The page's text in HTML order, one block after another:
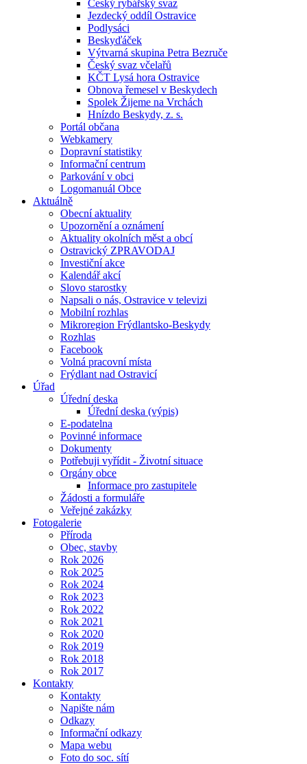
Český rybářský svaz
Jezdecký oddíl Ostravice
Podlysáci
Beskyďáček
Výtvarná skupina Petra Bezruče
Český svaz včelařů
KČT Lysá hora Ostravice
Obnova řemesel v Beskydech
Spolek Žijeme na Vrchách
Hnízdo Beskydy, z. s.
Portál občana
Webkamery
Dopravní statistiky
Informační centrum
Parkování v obci
Logomanuál Obce
Aktuálně
Obecní aktuality
Upozornění a oznámení
Aktuality okolních měst a obcí
Ostravický ZPRAVODAJ
Investiční akce
Kalendář akcí
Slovo starostky
Napsali o nás, Ostravice v televizi
Mobilní rozhlas
Mikroregion Frýdlantsko-Beskydy
Rozhlas
Facebook
Volná pracovní místa
Frýdlant nad Ostravicí
Úřad
Úřední deska
Úřední deska (výpis)
E-podatelna
Povinné informace
Dokumenty
Potřebuji vyřídit - Životní situace
Orgány obce
Informace pro zastupitele
Žádosti a formuláře
Veřejné zakázky
Fotogalerie
Příroda
Obec, stavby
Rok 2026
Rok 2025
Rok 2024
Rok 2023
Rok 2022
Rok 2021
Rok 2020
Rok 2019
Rok 2018
Rok 2017
Kontakty
Kontakty
Napište nám
Odkazy
Informační odkazy
Mapa webu
Foto do soc. sítí